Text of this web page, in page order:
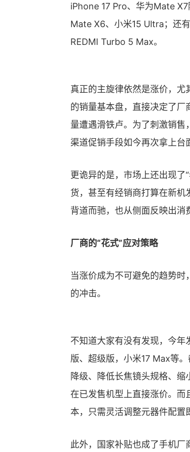
iPhone 17 Pro、华为Mate
Mate X6、小米15 Ultra；还
REDMI Turbo 5 Max。
真正的主旋律依然是涨价，
的销量基本盘，直接决定了
量遭遇滑铁卢。为了刺激销售
渠道促销手段如今再次拿上台
更诡异的是，市场上还出现了
货，甚至有经销商打算在新机
背道而驰，也从侧面反映出消
厂商的“花式”应对策略
当涨价成为不可避免的趋势
的冲击。
不知道大家有没有发现，今
版、超级版，小米17 Max等
降级、降低长焦镜头规格、
在已发售机型上直接涨价。
本，只需灵活调整元器件配置
此外，国家补贴也成了手机厂